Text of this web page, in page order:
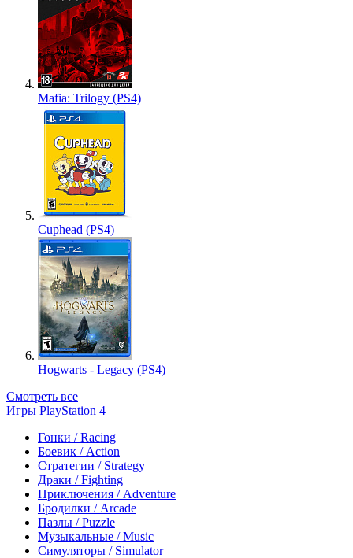
Mafia: Trilogy (PS4)
Cuphead (PS4)
Hogwarts - Legacy (PS4)
Смотреть все
Игры PlayStation 4
Гонки / Racing
Боевик / Action
Стратегии / Strategy
Драки / Fighting
Приключения / Adventure
Бродилки / Arcade
Пазлы / Puzzle
Музыкальные / Music
Симуляторы / Simulator